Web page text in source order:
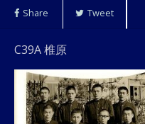
Share Tweet
C39A 椎原